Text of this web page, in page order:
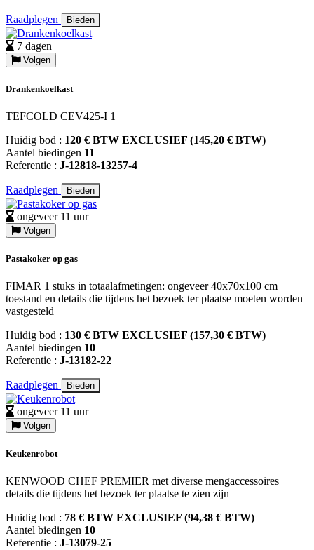
Raadplegen Bieden
7 dagen
Volgen
Drankenkoelkast
TEFCOLD CEV425-I 1
Huidig bod : 120 € BTW EXCLUSIEF (145,20 € BTW)
Aantel biedingen 11
Referentie : J-12818-13257-4
Raadplegen Bieden
ongeveer 11 uur
Volgen
Pastakoker op gas
FIMAR 1 stuks in totaalafmetingen: ongeveer 40x70x100 cm
toestand en details die tijdens het bezoek ter plaatse moeten worden
vastgesteld
Huidig bod : 130 € BTW EXCLUSIEF (157,30 € BTW)
Aantel biedingen 10
Referentie : J-13182-22
Raadplegen Bieden
ongeveer 11 uur
Volgen
Keukenrobot
KENWOOD CHEF PREMIER met diverse mengaccessoires
details die tijdens het bezoek ter plaatse te zien zijn
Huidig bod : 78 € BTW EXCLUSIEF (94,38 € BTW)
Aantel biedingen 10
Referentie : J-13079-25